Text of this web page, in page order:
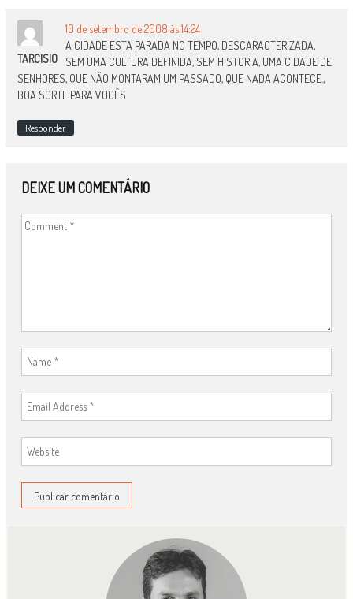
TARCISIO
10 de setembro de 2008 às 14:24
A CIDADE ESTA PARADA NO TEMPO, DESCARACTERIZADA,
SEM UMA CULTURA DEFINIDA, SEM HISTORIA, UMA CIDADE DE
SENHORES, QUE NÃO MONTARAM UM PASSADO, QUE NADA ACONTECE.,
BOA SORTE PARA VOCÊS
Responder
DEIXE UM COMENTÁRIO